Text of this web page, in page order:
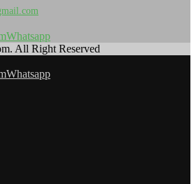
Whatsapp
All Right Reserved
Whatsapp